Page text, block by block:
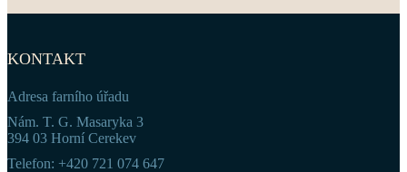
KONTAKT
Adresa farního úřadu
Nám. T. G. Masaryka 3
394 03 Horní Cerekev
Telefon: +420 721 074 647